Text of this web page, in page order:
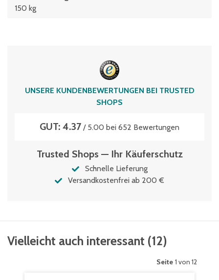
150 kg
UNSERE KUNDENBEWERTUNGEN BEI TRUSTED
SHOPS
GUT: 4.37 / 5.00 bei 652 Bewertungen
Trusted Shops — Ihr Käuferschutz
Schnelle Lieferung
Versandkostenfrei ab 200 €
Vielleicht auch interessant (12)
Seite 1 von 12